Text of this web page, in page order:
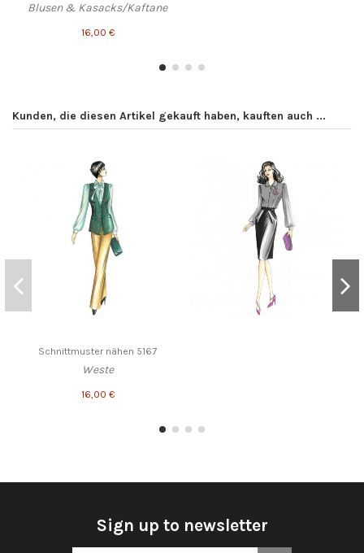
Blusen & Kasacks/Kaftane
16,00 €
Kunden, die diesen Artikel gekauft haben, kauften auch ...
Schnittmuster nähen 5167
Weste
16,00 €
Sign up to newsletter